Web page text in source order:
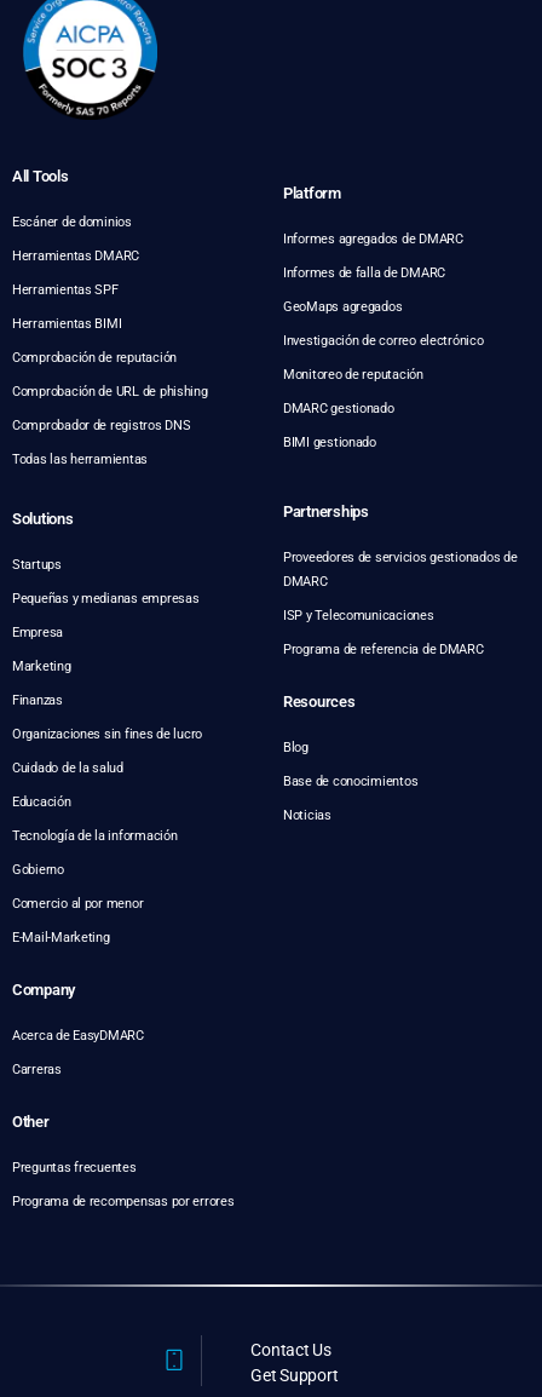
All Tools
Escáner de dominios
Herramientas DMARC
Herramientas SPF
Herramientas BIMI
Comprobación de reputación
Comprobación de URL de phishing
Comprobador de registros DNS
Todas las herramientas
Platform
Informes agregados de DMARC
Informes de falla de DMARC
GeoMaps agregados
Investigación de correo electrónico
Monitoreo de reputación
DMARC gestionado
BIMI gestionado
Solutions
Startups
Pequeñas y medianas empresas
Empresa
Marketing
Finanzas
Organizaciones sin fines de lucro
Cuidado de la salud
Educación
Tecnología de la información
Gobierno
Comercio al por menor
E-Mail-Marketing
Partnerships
Proveedores de servicios gestionados de
DMARC
ISP y Telecomunicaciones
Programa de referencia de DMARC
Resources
Blog
Base de conocimientos
Noticias
Company
Acerca de EasyDMARC
Carreras
Other
Preguntas frecuentes
Programa de recompensas por errores
Contact Us
Get Support